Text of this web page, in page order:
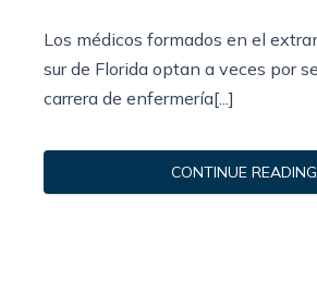
Los médicos formados en el
sur de Florida optan a veces por
carrera de enfermería[...]
CONTINUE READING